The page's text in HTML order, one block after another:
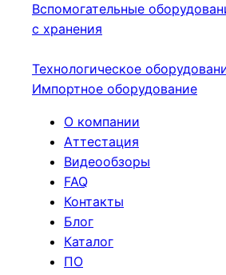
Вспомогательные
с хранения
Технологическое
Импортное оборудование
О компании
Аттестация
Видеообзоры
FAQ
Контакты
Блог
Каталог
ПО